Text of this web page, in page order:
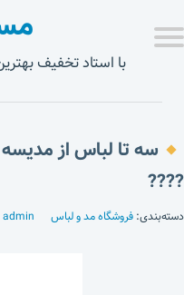
با استاد تخفیف
سه تا لباس از مدیسه
????
دسته‌بندی: فروشگاه مد و لباس admin